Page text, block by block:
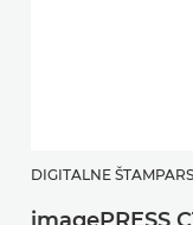
DIGITALNE
imagePRESS